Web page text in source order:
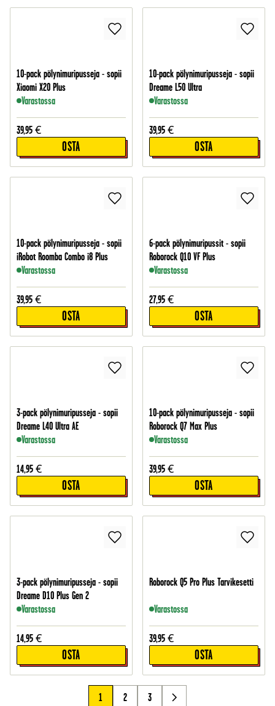
10-pack pölynimuripusseja - sopii
Xiaomi X20 Plus
Varastossa
39,95 €
OSTA
10-pack pölynimuripusseja - sopii
Dreame L50 Ultra
Varastossa
39,95 €
OSTA
10-pack pölynimuripusseja - sopii
iRobot Roomba Combo i8 Plus
Varastossa
39,95 €
OSTA
6-pack pölynimuripussit - sopii
Roborock Q10 VF Plus
Varastossa
27,95 €
OSTA
3-pack pölynimuripusseja - sopii
Dreame L40 Ultra AE
Varastossa
14,95 €
OSTA
10-pack pölynimuripusseja - sopii
Roborock Q7 Max Plus
Varastossa
39,95 €
OSTA
3-pack pölynimuripusseja - sopii
Dreame D10 Plus Gen 2
Varastossa
14,95 €
OSTA
Roborock Q5 Pro Plus Tarvikesetti
Varastossa
39,95 €
OSTA
1 2 3